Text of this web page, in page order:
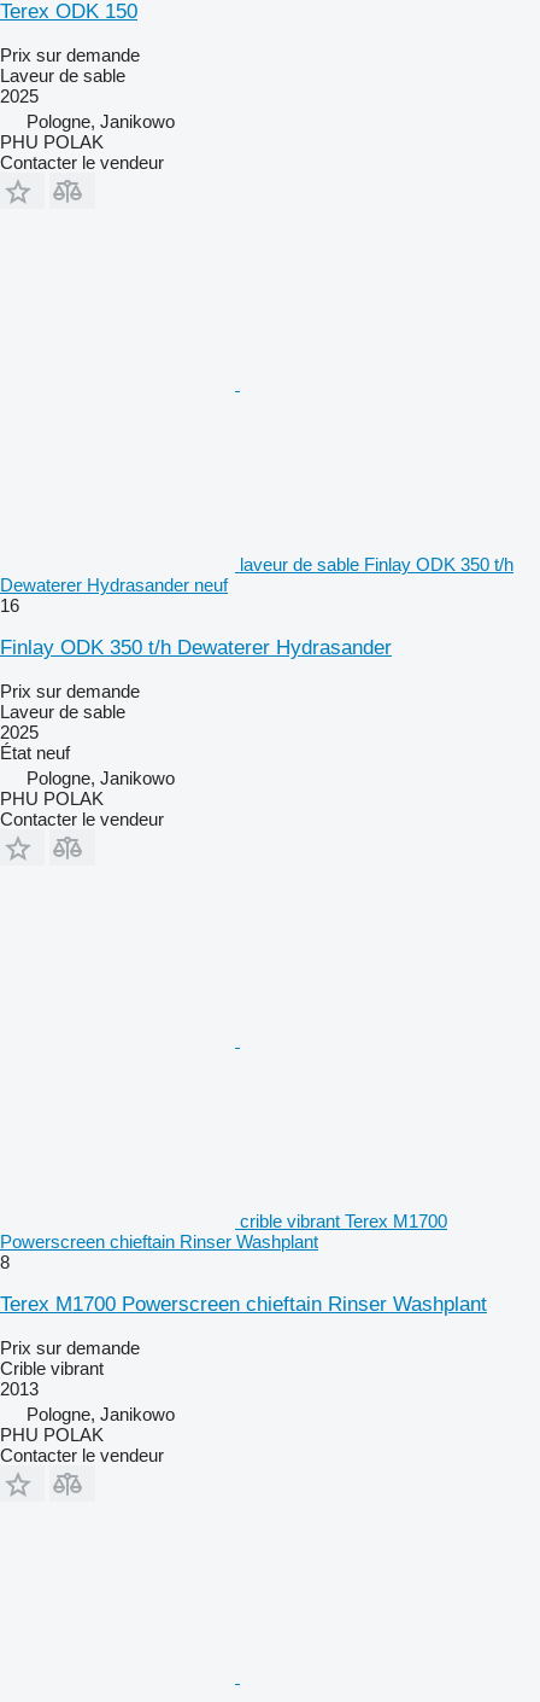
Terex ODK 150
Prix sur demande
Laveur de sable
2025
Pologne, Janikowo
PHU POLAK
Contacter le vendeur
laveur de sable Finlay ODK 350 t/h
Dewaterer Hydrasander neuf
16
Finlay ODK 350 t/h Dewaterer Hydrasander
Prix sur demande
Laveur de sable
2025
État neuf
Pologne, Janikowo
PHU POLAK
Contacter le vendeur
crible vibrant Terex M1700
Powerscreen chieftain Rinser Washplant
8
Terex M1700 Powerscreen chieftain Rinser Washplant
Prix sur demande
Crible vibrant
2013
Pologne, Janikowo
PHU POLAK
Contacter le vendeur